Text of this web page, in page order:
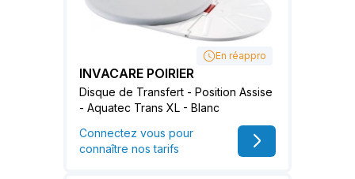
En réappro
INVACARE POIRIER
Disque de Transfert - Position Assise
- Aquatec Trans XL - Blanc
Connectez vous pour
connaître nos tarifs